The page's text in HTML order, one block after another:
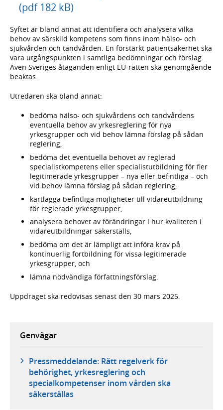
(pdf 182 kB)
Syftet är bland annat att identifiera och analysera vilka
behov av särskild kompetens som finns inom hälso- och
sjukvården och tandvården. En förstärkt patientsäkerhet ska
vara utgångspunkten i samtliga bedömningar och förslag.
Även Sveriges åtaganden enligt EU-rätten ska genomgående
beaktas.
Utredaren ska bland annat:
bedöma hälso- och sjukvårdens och tandvårdens
eventuella behov av yrkesreglering för nya
yrkesgrupper och vid behov lämna förslag på sådan
reglering,
bedöma det eventuella behovet av reglerad
specialistkompetens eller specialistutbildning för fler
legitimerade yrkesgrupper – nya eller befintliga – och
vid behov lämna förslag på sådan reglering,
kartlägga befintliga möjligheter till vidareutbildning
för reglerade yrkesgrupper,
analysera behovet av förändringar i hur kvaliteten i
vidareutbildningar säkerställs,
bedöma om det är lämpligt att införa krav på
kontinuerlig fortbildning för vissa legitimerade
yrkesgrupper, och
lämna nödvändiga författningsförslag.
Uppdraget ska redovisas senast den 30 mars 2025.
Genvägar
Pressmeddelande: Rätt regelverk för
behörighet, yrkesreglering och
specialkompetenser inom vården ska
säkerställas